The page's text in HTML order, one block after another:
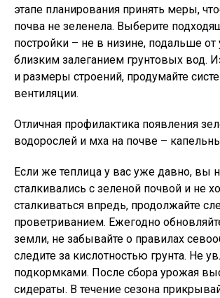
этапе планирования принять меры,
почва не зеленела. Выберите
постройки – не в низине, подальше от
близким залеганием грунтовых вод.
и размеры строений, продумайте
вентиляции.
Отличная профилактика появления
водорослей и мха на почве –
Если же теплица у вас уже давно, вы
сталкивались с зеленой почвой и не
сталкиваться впредь, продолжайте
проветриванием. Ежегодно
земли, не забывайте о правилах
следите за кислотностью грунта. Не
подкормками. После сбора урожая
сидераты. В течение сезона